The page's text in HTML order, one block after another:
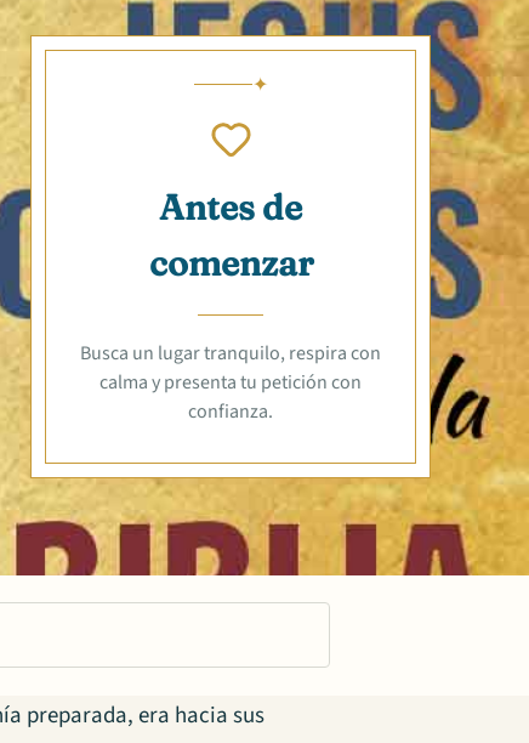
Antes de
comenzar
Busca un lugar tranquilo, respira con
calma y presenta tu petición con
confianza.
preparada, era hacia sus